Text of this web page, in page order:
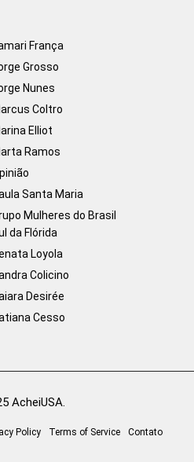
França
Grosso
Nunes
Coltro
Elliot
Ramos
Santa Maria
Mulheres do Brasil
da Flórida
Loyola
Colicino
Desirée
Cesso
AcheiUSA.
Policy Terms of Service Contato